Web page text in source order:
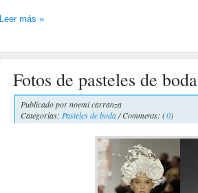
Leer más »
Fotos de pasteles de boda
Publicado pornoemi carranza
Categorías: Pasteles de boda/ Comments: (0)